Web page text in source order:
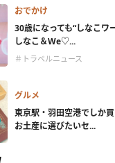
おでかけ
30歳になっても“しなこワ
しなこ＆We♡...
＃トラベルニュース
グルメ
東京駅・羽田空港でしか
お土産に選びたいセ...